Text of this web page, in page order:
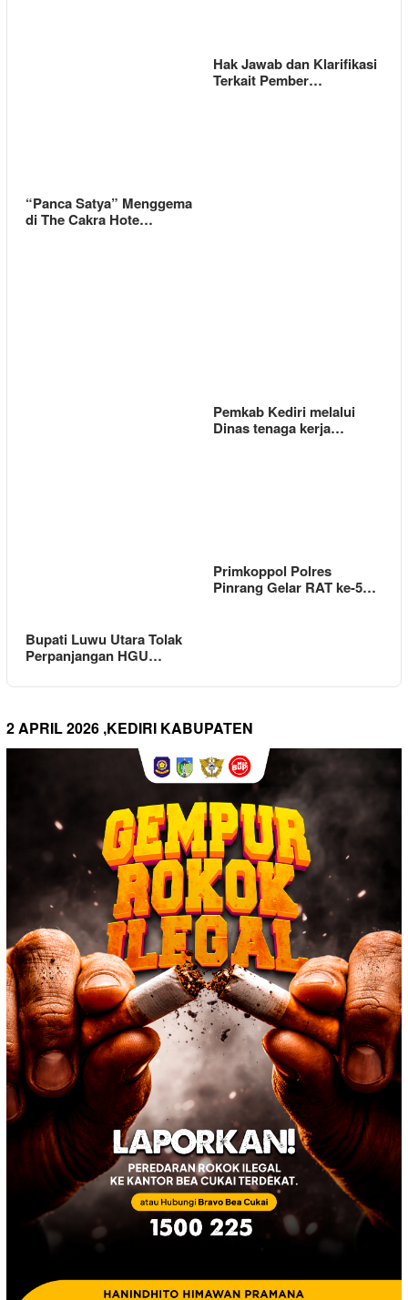
Hak Jawab dan Klarifikasi
Terkait Pember…
“Panca Satya” Menggema
di The Cakra Hote…
Pemkab Kediri melalui
Dinas tenaga kerja…
Bupati Luwu Utara Tolak
Perpanjangan HGU…
Primkoppol Polres
Pinrang Gelar RAT ke-5…
2 APRIL 2026 ,KEDIRI KABUPATEN